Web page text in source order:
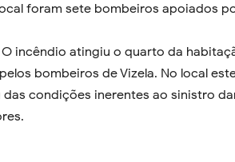
foram sete bombeiros apoiados
O incêndio atingiu o quarto da
bombeiros de Vizela. No local
das condições inerentes ao sinistro